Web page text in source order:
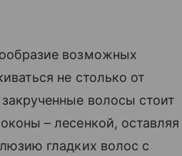
возможных
не столько от
волосы стоит
– лесенкой, оставляя
гладких волос с